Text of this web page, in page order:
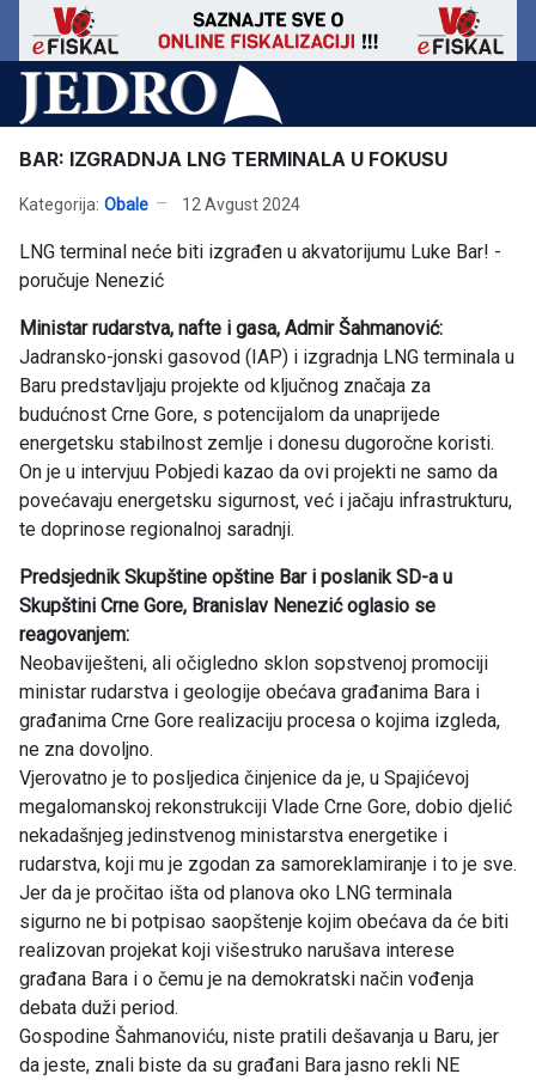
BAR: IZGRADNJA LNG TERMINALA U FOKUSU
Kategorija: Obale 12 Avgust 2024
LNG terminal neće biti izgrađen u akvatorijumu Luke Bar! -
poručuje Nenezić
Ministar rudarstva, nafte i gasa, Admir Šahmanović:
Jadransko-jonski gasovod (IAP) i izgradnja LNG terminala u
Baru predstavljaju projekte od ključnog značaja za
budućnost Crne Gore, s potencijalom da unaprijede
energetsku stabilnost zemlje i donesu dugoročne koristi.
On je u intervjuu Pobjedi kazao da ovi projekti ne samo da
povećavaju energetsku sigurnost, već i jačaju infrastrukturu,
te doprinose regionalnoj saradnji.
Predsjednik Skupštine opštine Bar i poslanik SD-a u
Skupštini Crne Gore, Branislav Nenezić oglasio se
reagovanjem:
Neobaviješteni, ali očigledno sklon sopstvenoj promociji
ministar rudarstva i geologije obećava građanima Bara i
građanima Crne Gore realizaciju procesa o kojima izgleda,
ne zna dovoljno.
Vjerovatno je to posljedica činjenice da je, u Spajićevoj
megalomanskoj rekonstrukciji Vlade Crne Gore, dobio djelić
nekadašnjeg jedinstvenog ministarstva energetike i
rudarstva, koji mu je zgodan za samoreklamiranje i to je sve.
Jer da je pročitao išta od planova oko LNG terminala
sigurno ne bi potpisao saopštenje kojim obećava da će biti
realizovan projekat koji višestruko narušava interese
građana Bara i o čemu je na demokratski način vođenja
debata duži period.
Gospodine Šahmanoviću, niste pratili dešavanja u Baru, jer
da jeste, znali biste da su građani Bara jasno rekli NE